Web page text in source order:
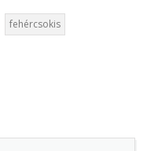
fehércsokis